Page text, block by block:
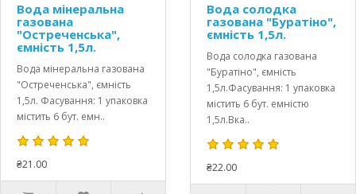
Вода мінеральна
газована
"Остреченська",
ємність 1,5л.
Вода мінеральна газована
"Остреченська", ємність
1,5л. Фасування: 1 упаковка
містить 6 бут. емн..
₴21.00
Вода солодка
газована "Буратіно",
ємність 1,5л.
Вода солодка газована
"Буратіно", ємність
1,5л.Фасування: 1 упаковка
містить 6 бут. емністю
1,5л.Вка..
₴22.00